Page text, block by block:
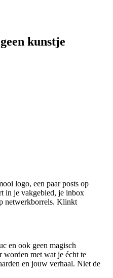
kunstje
logo, een paar posts op
in je vakgebied, je inbox
netwerkborrels. Klinkt
en ook geen magisch
worden met wat je écht te
en jouw verhaal. Niet de